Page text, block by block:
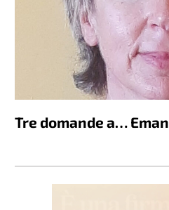
Tre domande a…